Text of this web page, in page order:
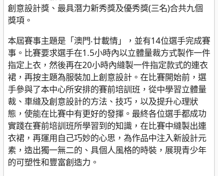
創意設計獎、最具潛力新秀獎及優秀獎(三名)合共九個
獎項。
本屆賽事主題是「澳門‧廿載情」，並有14位選手完成賽
事。比賽要求選手在1.5小時內以立體量裁方式製作一件
指定上衣，然後再在20小時內縫製一件指定款式的連衣
裙，再按主題為服裝加上創意設計。在比賽開始前，選
手參與了本中心所安排的賽前培訓班，從中學習立體量
裁、車縫及創意設計的方法、技巧，以及提升心理狀
態，使能在比賽中有更好的發揮。最終各位選手都成功
實踐在賽前培訓班所學習到的知識，在比賽中縫製出連
衣裙，再運用自己巧妙的心思，為作品中注入新設計元
素，造出獨一無二的、具個人風格的時裝，展現青少年
的可塑性和豐富創造力。